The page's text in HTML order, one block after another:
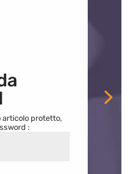
articolo protetto,
: